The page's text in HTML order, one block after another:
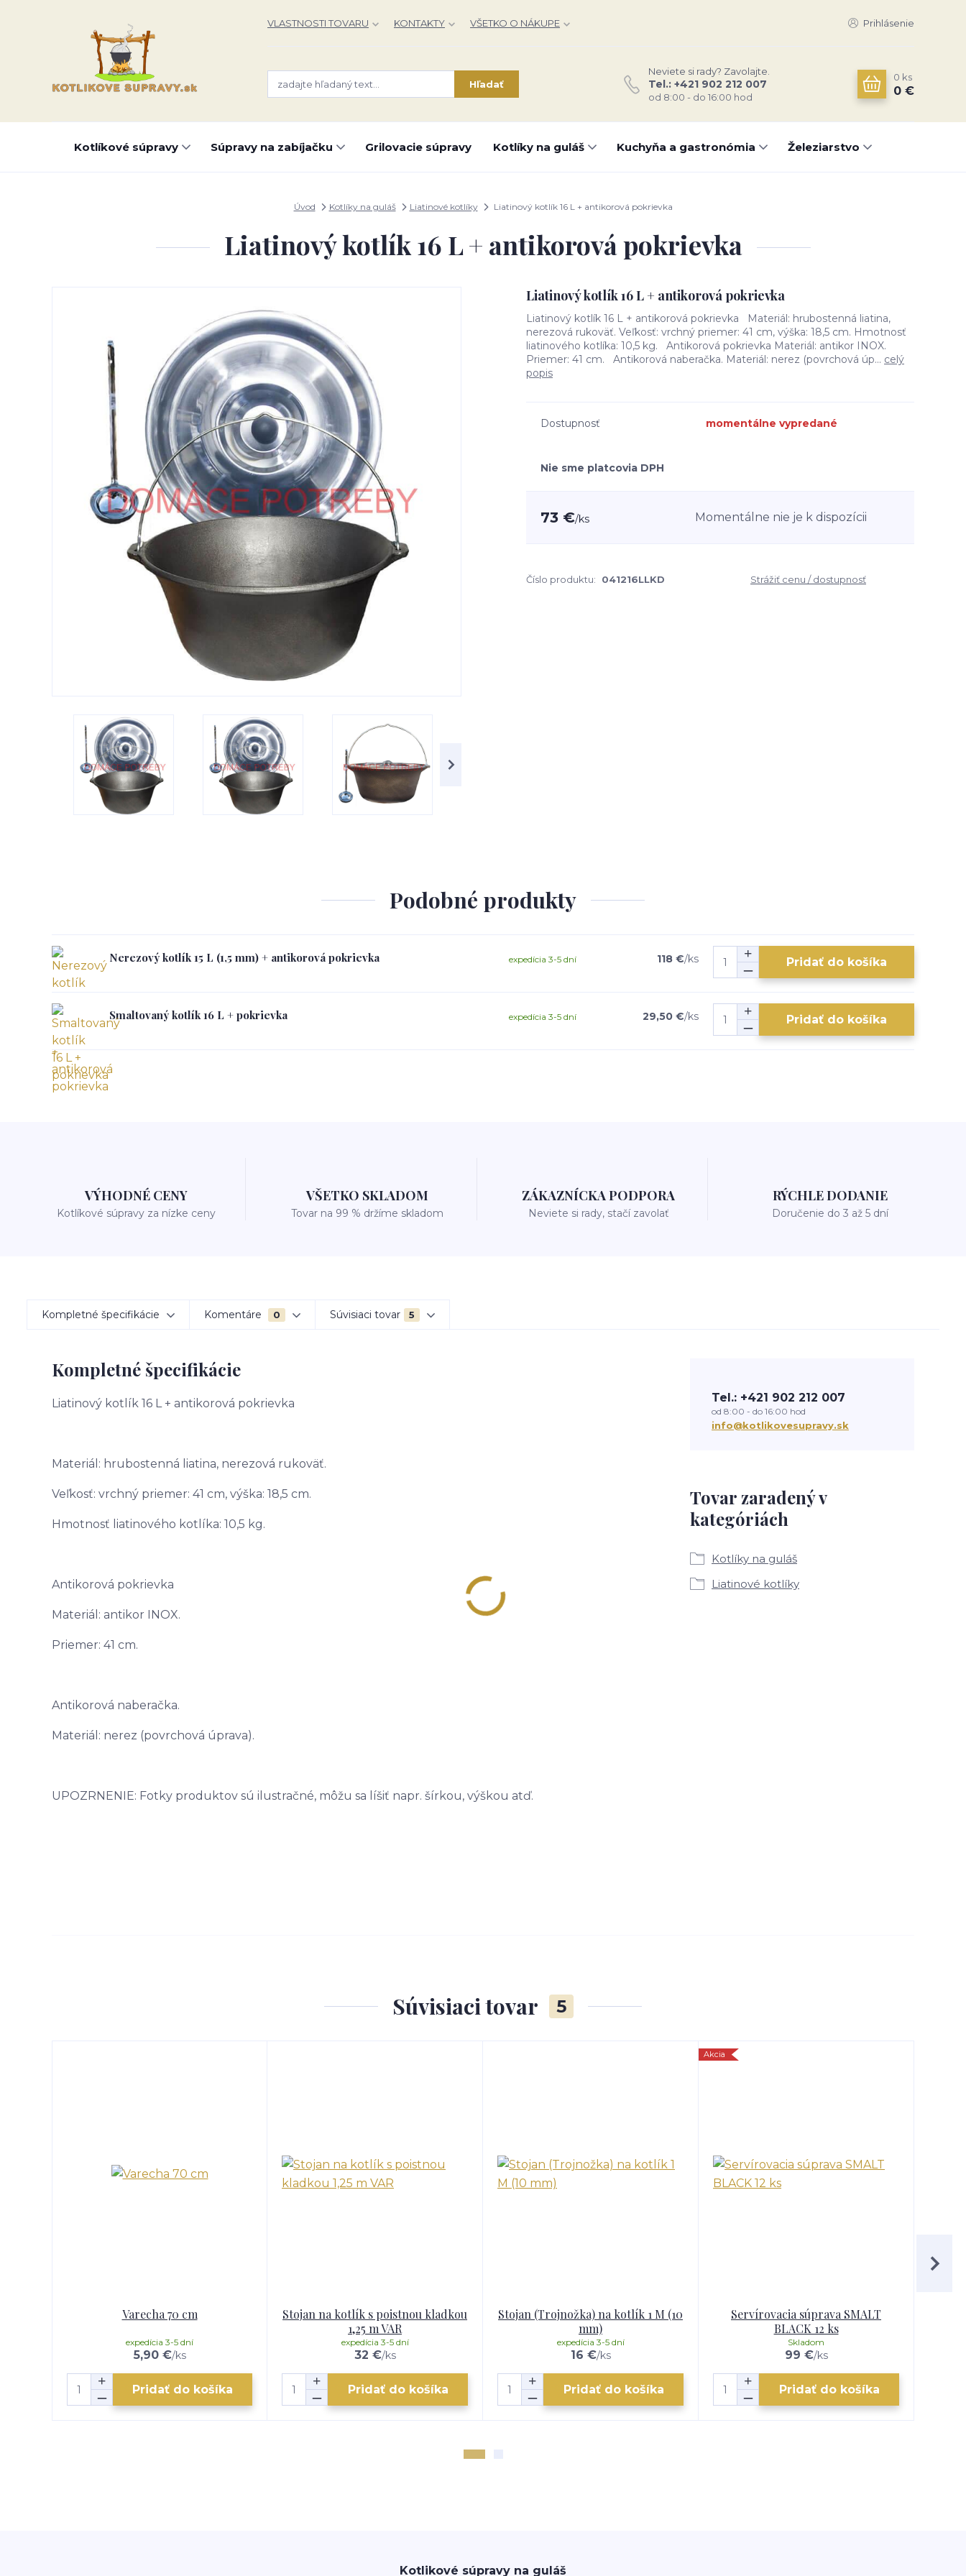
VLASTNOSTI TOVARU KONTAKTY VŠETKO O NÁKUPE Prihlásenie
Hľadať
Neviete si rady? Zavolajte.
Tel.: +421 902 212 007
od 8:00 - do 16:00 hod
0 ks
0 €
Kotlíkové súpravy Súpravy na zabíjačku Grilovacie súpravy Kotlíky na guláš Kuchyňa a gastronómia Železiarstvo
Úvod Kotlíky na guláš Liatinové kotlíky Liatinový kotlík 16 L + antikorová pokrievka
Liatinový kotlík 16 L + antikorová pokrievka
Liatinový kotlík 16 L + antikorová pokrievka
Liatinový kotlík 16 L + antikorová pokrievka Materiál: hrubostenná liatina,
nerezová rukoväť. Veľkosť: vrchný priemer: 41 cm, výška: 18,5 cm. Hmotnosť
liatinového kotlíka: 10,5 kg. Antikorová pokrievka Materiál: antikor INOX.
Priemer: 41 cm. Antikorová naberačka. Materiál: nerez (povrchová úp... celý
popis
Dostupnosť momentálne vypredané
Nie sme platcovia DPH
73 €/ks Momentálne nie je k dispozícii
Číslo produktu: 041216LLKD Strážiť cenu / dostupnosť
Podobné produkty
Nerezový kotlík 15 L (1,5 mm) + antikorová pokrievka 118 €/ks
expedícia 3-5 dní Pridať do košíka
Smaltovaný kotlík 16 L + pokrievka 29,50 €/ks
expedícia 3-5 dní Pridať do košíka
VÝHODNÉ CENY
Kotlíkové súpravy za nízke ceny
VŠETKO SKLADOM
Tovar na 99 % držíme skladom
ZÁKAZNÍCKA PODPORA
Neviete si rady, stačí zavolať
RÝCHLE DODANIE
Doručenie do 3 až 5 dní
Kompletné špecifikácie Komentáre 0 Súvisiaci tovar 5
Kompletné špecifikácie
Liatinový kotlík 16 L + antikorová pokrievka
Materiál: hrubostenná liatina, nerezová rukoväť.
Veľkosť: vrchný priemer: 41 cm, výška: 18,5 cm.
Hmotnosť liatinového kotlíka: 10,5 kg.
Antikorová pokrievka
Materiál: antikor INOX.
Priemer: 41 cm.
Antikorová naberačka.
Materiál: nerez (povrchová úprava).
UPOZRNENIE: Fotky produktov sú ilustračné, môžu sa líšiť napr. šírkou, výškou atď.
Tovar zaradený v
kategóriách
Kotlíky na guláš
Liatinové kotlíky
Tel.: +421 902 212 007
od 8:00 - do 16:00 hod
info@kotlikovesupravy.sk
Súvisiaci tovar 5
Varecha 70 cm
5,90 €/ks
expedícia 3-5 dní
Pridať do košíka
Stojan na kotlík s poistnou kladkou
1,25 m VAR
32 €/ks
expedícia 3-5 dní
Pridať do košíka
Stojan (Trojnožka) na kotlík 1 M (10
mm)
16 €/ks
expedícia 3-5 dní
Pridať do košíka
Akcia
Servírovacia súprava SMALT
BLACK 12 ks
99 €/ks
Skladom
Pridať do košíka
Kotlikové súpravy na guláš